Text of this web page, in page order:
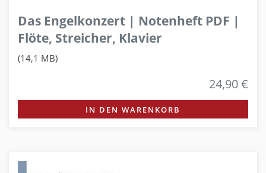
Das Engelkonzert | Notenheft PDF |
Flöte, Streicher, Klavier
(14,1 MB)
24,90 €
IN DEN WARENKORB